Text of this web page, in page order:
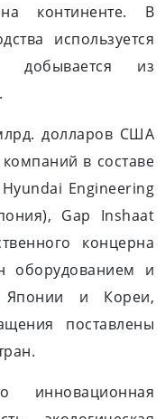
континенте. В
используется
добывается из
долларов США
в составе
Engineering
Gap Inshaat
концерна
оборудованием и
Японии и Кореи,
поставлены